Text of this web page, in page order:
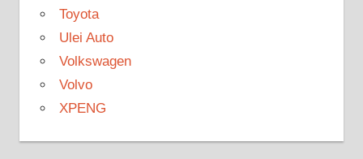
Toyota
Ulei Auto
Volkswagen
Volvo
XPENG